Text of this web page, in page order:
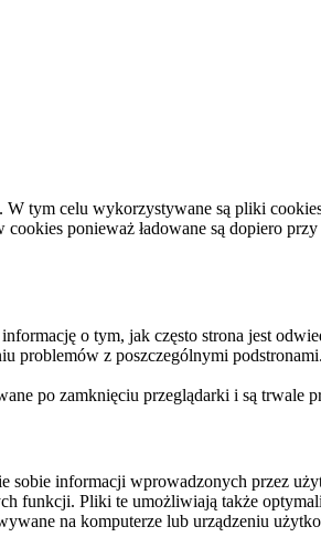
tym celu wykorzystywane są pliki
ponieważ ładowane są dopiero
o tym, jak często strona jest
z poszczególnymi
po zamknięciu przeglądarki i są trwale
informacji wprowadzonych przez
funkcji. Pliki te umożliwiają także
na komputerze lub urządzeniu